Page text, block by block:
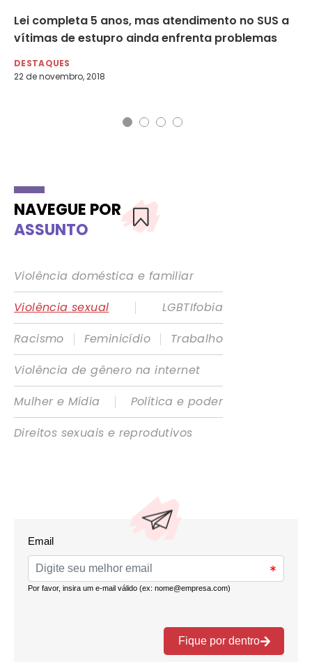
Lei completa 5 anos, mas atendimento no SUS a
vítimas de estupro ainda enfrenta problemas
DESTAQUES
22 de novembro, 2018
NAVEGUE POR
ASSUNTO
Violência doméstica e familiar
Violência sexual
|
LGBTIfobia
Racismo
| Feminicídio |
Trabalho
Violência de gênero na internet
Mulher e Mídia
|
Política e poder
Direitos sexuais e reprodutivos